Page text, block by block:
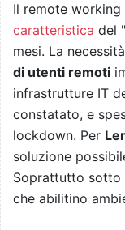
Il remote
caratteristica del
mesi. La
di utenti remoti
infrastrutture IT
constatato, e
lockdown. Per
soluzione
Soprattutto sotto
che abilitino